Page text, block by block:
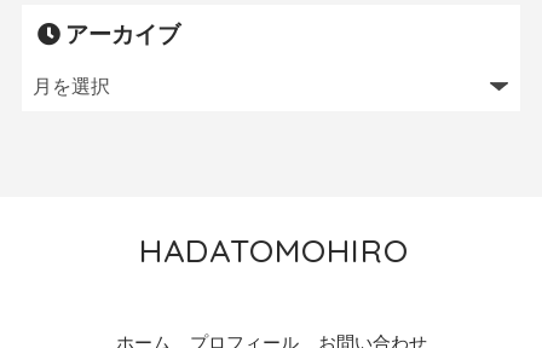
アーカイブ
HADATOMOHIRO
ホーム プロフィール お問い合わせ